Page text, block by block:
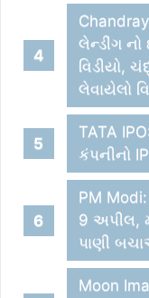
લેન્ડીંગ
વિડીયો,
લેવાયેલો
TATA
કંપનીનો
PM
9 અપીલ,
પાણી
Moon